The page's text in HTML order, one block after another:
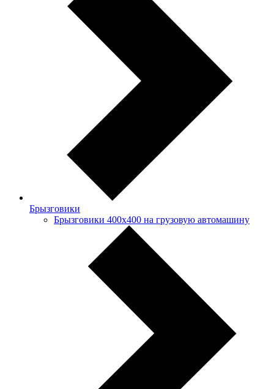
Брызговики
Брызговики 400х400 на грузовую автомашину